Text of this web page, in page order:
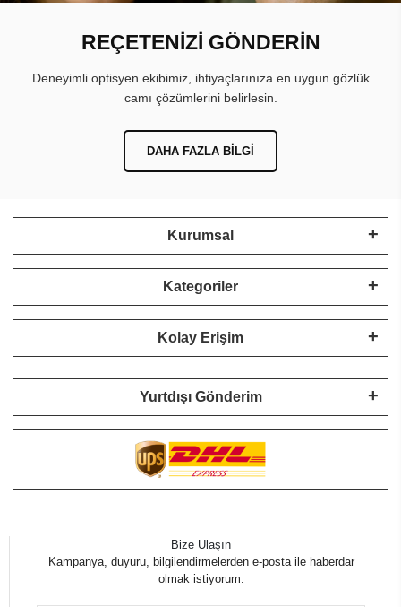
REÇETENİZİ GÖNDERİN
Deneyimli optisyen ekibimiz, ihtiyaçlarınıza en uygun gözlük
camı çözümlerini belirlesin.
DAHA FAZLA BILGI
Kurumsal
Kategoriler
Kolay Erişim
Yurtdışı Gönderim
Bize Ulaşın
Kampanya, duyuru, bilgilendirmelerden e-posta ile haberdar
olmak istiyorum.